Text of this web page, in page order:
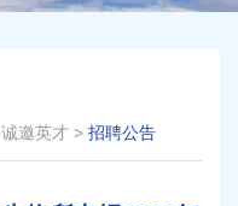
诚邀英才 > 招聘公告